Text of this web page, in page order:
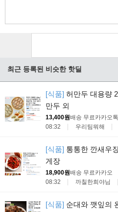
최근 등록된 비슷한 핫딜
[식품] 허만두 대용량
만두 외
13,400원배송 무료카카오
08:32
우리팀뭐해
[식품] 통통한 깐새우
게장
18,900원배송 무료카카오
08:32
까칠한희야님
[식품] 순대와 깻잎의